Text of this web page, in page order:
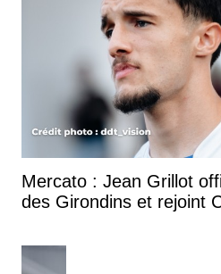
Mercato : Jean Grillot
des Girondins et rejoint